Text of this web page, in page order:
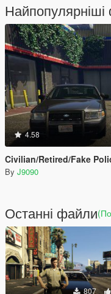
4.58
Civilian/Retired/Fake
By J9090
Останні файли
807